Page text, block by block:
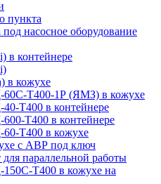
пункта
насосное оборудование
контейнере
в кожухе
60С-Т400-1Р (ЯМЗ) в кожухе
Т400 в контейнере
Т400 в контейнере
Т400 в кожухе
с АВР под ключ
параллельной работы
Т400 в кожухе на